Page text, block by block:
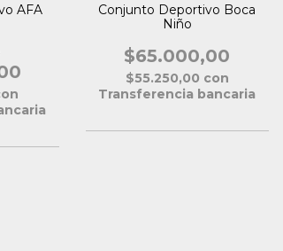
AFA
Conjunto Deportivo Boca
Niño
$65.000,00
$55.250,00 con
Transferencia bancaria